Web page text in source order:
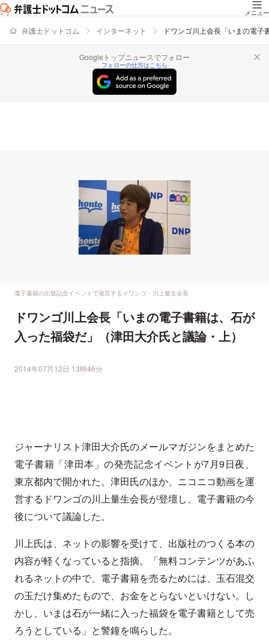
メニュー
弁護士ドットコム インターネット ドワンゴ川上会長「いまの電
Googleトップニュースでフォロー
フォローの仕方はこちら
電子書籍の出版記念イベントで発言するドワンゴ・川上量生会長
ドワンゴ川上会長「いまの電子書籍は、石が
入った福袋だ」（津田大介氏と議論・上）
2014年07月12日 13時46分
ジャーナリスト津田大介氏のメールマガジンをまとめた
電子書籍「津田本」の発売記念イベントが7月9日夜、
東京都内で開かれた。津田氏のほか、ニコニコ動画を運
営するドワンゴの川上量生会長が登壇し、電子書籍の今
後について議論した。
川上氏は、ネットの影響を受けて、出版社のつくる本の
内容が軽くなっていると指摘。「無料コンテンツがあふ
れるネットの中で、電子書籍を売るためには、玉石混交
の玉だけ集めたもので、お金をとらないといけない。し
かし、いまは石が一緒に入った福袋を電子書籍として売
ろうとしている」と警鐘を鳴らした。